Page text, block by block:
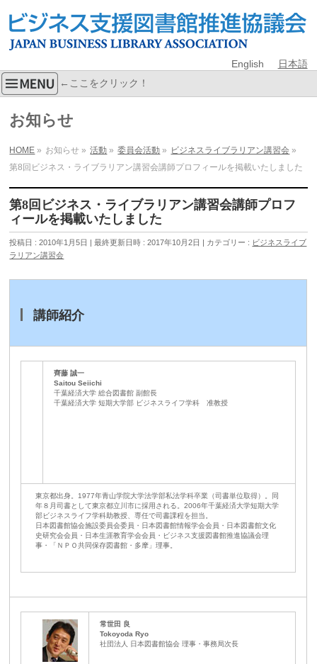
English 日本語
←ここをクリック！
お知らせ
HOME » お知らせ » 活動 » 委員会活動 » ビジネスライブラリアン講習会 »
第8回ビジネス・ライブラリアン講習会講師プロフィールを掲載いたしました
第8回ビジネス・ライブラリアン講習会講師プロフ
ィールを掲載いたしました
投稿日 : 2010年1月5日 最終更新日時 : 2017年10月2日 カテゴリー : ビジネスライブ
ラリアン講習会
講師紹介
齊藤 誠一
Saitou Seiichi
千葉経済大学 総合図書館 副館長
千葉経済大学 短期大学部 ビジネスライフ学科 准教授
東京都出身。1977年青山学院大学法学部私法学科卒業（司書単位取得）。同
年８月司書として東京都立川市に採用される。2006年千葉経済大学短期大学
部ビジネスライフ学科助教授、専任で司書課程を担当。
日本図書館協会施設委員会委員・日本図書館情報学会会員・日本図書館文化
史研究会会員・日本生涯教育学会会員・ビジネス支援図書館推進協議会理
事・「ＮＰＯ共同保存図書館・多摩」理事。
常世田 良
Tokoyoda Ryo
社団法人 日本図書館協会 理事・事務局次長